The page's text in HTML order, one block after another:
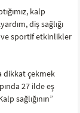
kalp
diş sağlığı
ve sportif etkinlikler
dikkat çekmek
27 ilde eş
sağlığının”